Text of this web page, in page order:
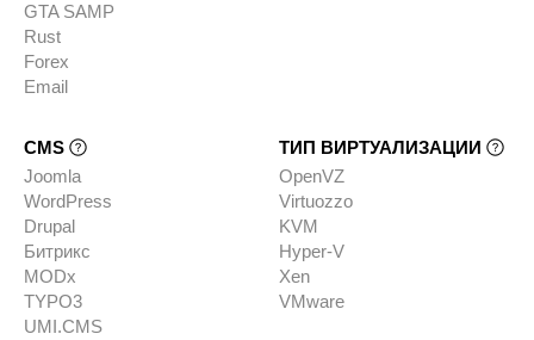
GTA SAMP
Rust
Forex
Email
CMS
Joomla
WordPress
Drupal
Битрикс
MODx
TYPO3
UMI.CMS
ТИП ВИРТУАЛИЗАЦИИ
OpenVZ
Virtuozzo
KVM
Hyper-V
Xen
VMware